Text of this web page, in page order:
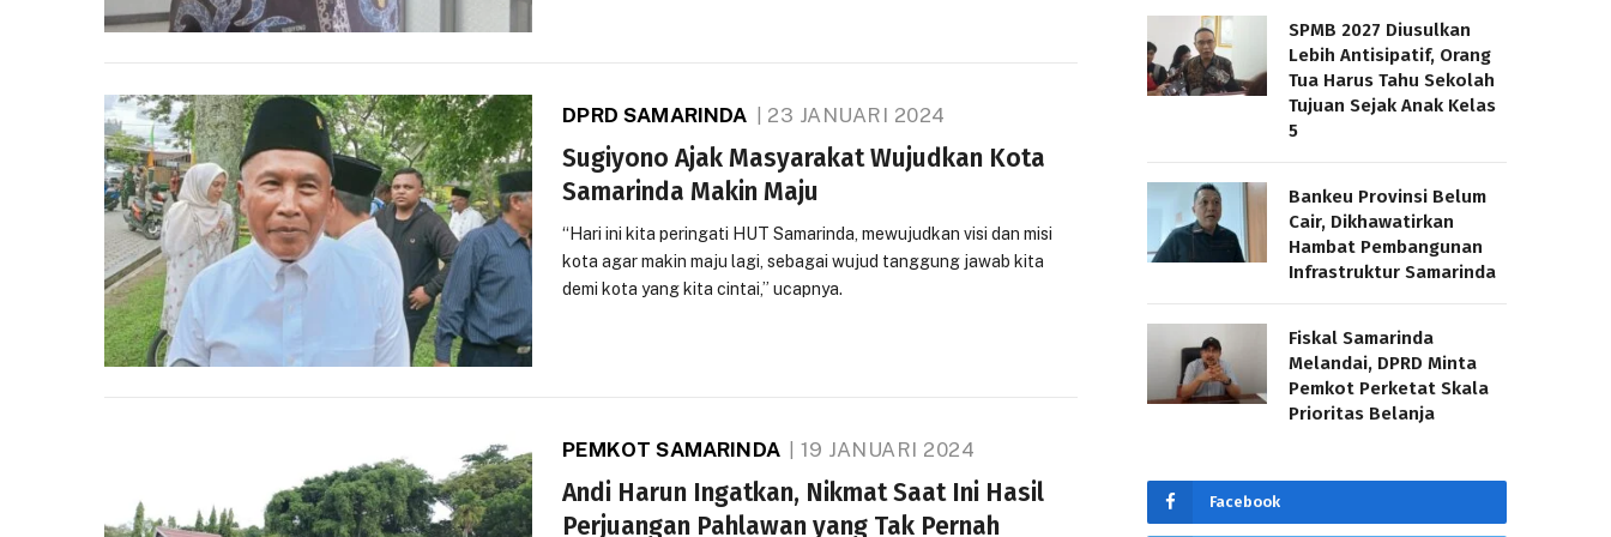
DPRD SAMARINDA 23 JANUARI 2024
Sugiyono Ajak Masyarakat Wujudkan Kota
Samarinda Makin Maju
“Hari ini kita peringati HUT Samarinda, mewujudkan visi dan misi
kota agar makin maju lagi, sebagai wujud tanggung jawab kita
demi kota yang kita cintai,” ucapnya.
PEMKOT SAMARINDA 19 JANUARI 2024
Andi Harun Ingatkan, Nikmat Saat Ini Hasil
Perjuangan Pahlawan yang Tak Pernah
SPMB 2027 Diusulkan
Lebih Antisipatif, Orang
Tua Harus Tahu Sekolah
Tujuan Sejak Anak Kelas
5
Bankeu Provinsi Belum
Cair, Dikhawatirkan
Hambat Pembangunan
Infrastruktur Samarinda
Fiskal Samarinda
Melandai, DPRD Minta
Pemkot Perketat Skala
Prioritas Belanja
Facebook